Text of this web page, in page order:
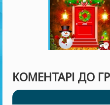
КОМЕНТАРІ ДО